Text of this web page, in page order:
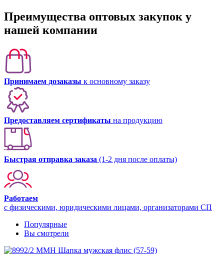
Преимущества оптовых закупок у
нашей компании
Принимаем дозаказы к основному заказу
Предоставляем сертификаты на продукцию
Быстрая отправка заказа (1-2 дня после оплаты)
Работаем
с физическими, юридическими лицами, организаторами СП
Популярные
Вы смотрели